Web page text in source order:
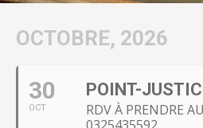
OCTOBRE, 2026
30
OCT
POINT-
RDV À PRENDRE